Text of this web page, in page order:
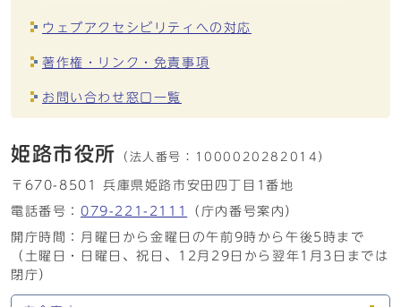
ウェブアクセシビリティへの対応
著作権・リンク・免責事項
お問い合わせ窓口一覧
姫路市役所 （法人番号： 1000020282014）
〒670-8501 兵庫県姫路市安田四丁目1番地
電話番号： 079-221-2111
（庁内番号案内）
開庁時間：月曜日から金曜日の午前9時から午後5時まで
（土曜日・日曜日、祝日、12月29日から翌年1月3日までは
閉庁）